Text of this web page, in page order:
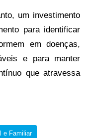
um investimento
para identificar
em doenças,
e para manter
que atravessa
e Familiar